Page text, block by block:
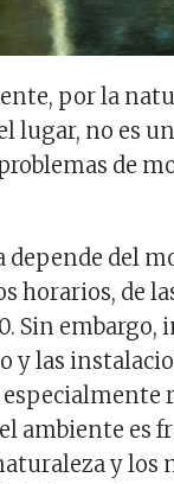
por la
lugar, no es
de
depende del
horarios, de
Sin
y las
ambiente es
y los